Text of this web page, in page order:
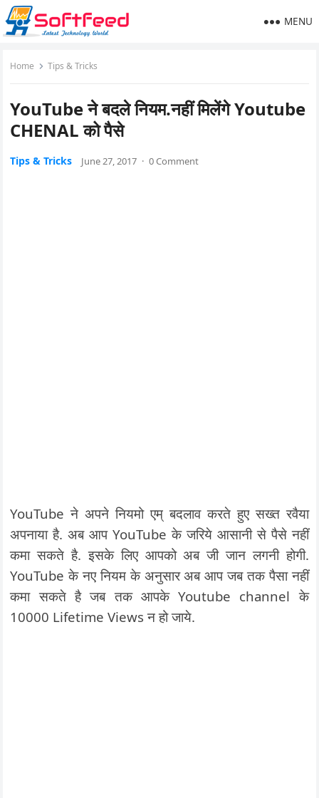
MENU
Home Tips & Tricks
YouTube ने बदले नियम.नहीं मिलेंगे Youtube
CHENAL को पैसे
Tips & Tricks June 27, 2017 · 0 Comment
YouTube ने अपने नियमो एम् बदलाव करते हुए सख्त रवैया
अपनाया है. अब आप YouTube के जरिये आसानी से पैसे नहीं
कमा सकते है. इसके लिए आपको अब जी जान लगनी होगी.
YouTube के नए नियम के अनुसार अब आप जब तक पैसा नहीं
कमा सकते है जब तक आपके Youtube channel के
10000 Lifetime Views न हो जाये.